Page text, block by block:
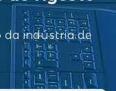
da indústria de